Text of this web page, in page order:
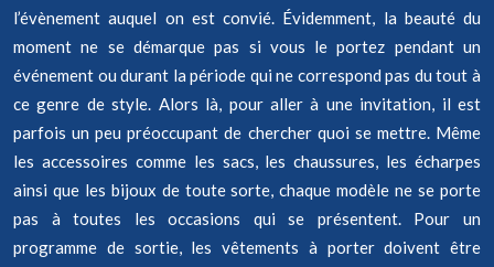
l’évènement auquel on est convié. Évidemment, la beauté du
moment ne se démarque pas si vous le portez pendant un
événement ou durant la période qui ne correspond pas du tout à
ce genre de style. Alors là, pour aller à une invitation, il est
parfois un peu préoccupant de chercher quoi se mettre. Même
les accessoires comme les sacs, les chaussures, les écharpes
ainsi que les bijoux de toute sorte, chaque modèle ne se porte
pas à toutes les occasions qui se présentent. Pour un
programme de sortie, les vêtements à porter doivent être